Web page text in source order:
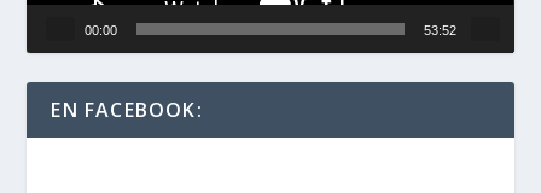
00:00 53:52
EN FACEBOOK: